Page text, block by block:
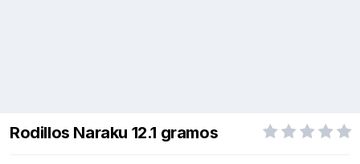
Rodillos Naraku 12.1 gramos